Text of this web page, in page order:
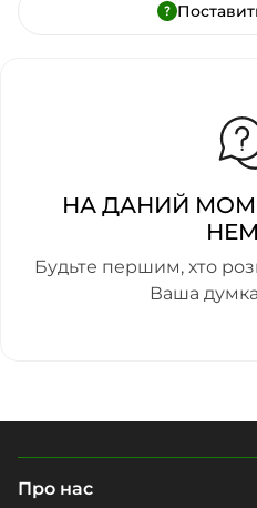
НА ДАНИЙ
Будьте першим, хто
Ваша
Про нас